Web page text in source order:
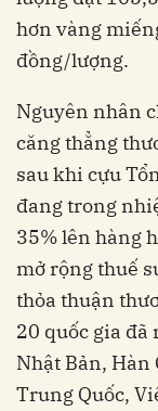
hơn vàng
đồng/lượng.
Nguyên nhân
căng thẳng
sau khi cựu
đang trong
35% lên hàng
mở rộng thuế
thỏa thuận
20 quốc gia đã
Nhật Bản, Hàn
Trung Quốc,